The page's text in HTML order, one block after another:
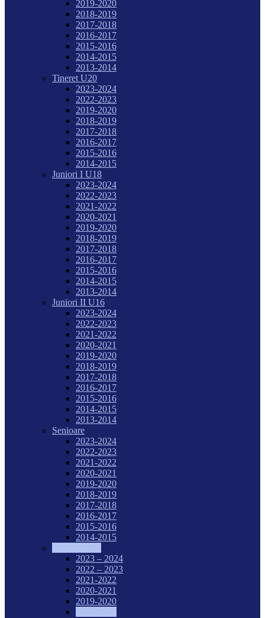
2019-2020
2018-2019
2017-2018
2016-2017
2015-2016
2014-2015
2013-2014
Tineret U20
2023-2024
2022-2023
2019-2020
2018-2019
2017-2018
2016-2017
2015-2016
2014-2015
Juniori I U18
2023-2024
2022-2023
2021-2022
2020-2021
2019-2020
2018-2019
2017-2018
2016-2017
2015-2016
2014-2015
2013-2014
Juniori II U16
2023-2024
2022-2023
2021-2022
2020-2021
2019-2020
2018-2019
2017-2018
2016-2017
2015-2016
2014-2015
2013-2014
Senioare
2023-2024
2022-2023
2021-2022
2020-2021
2019-2020
2018-2019
2017-2018
2016-2017
2015-2016
2014-2015
2023 – 2024
2022 – 2023
2021-2022
2020-2021
2019-2020